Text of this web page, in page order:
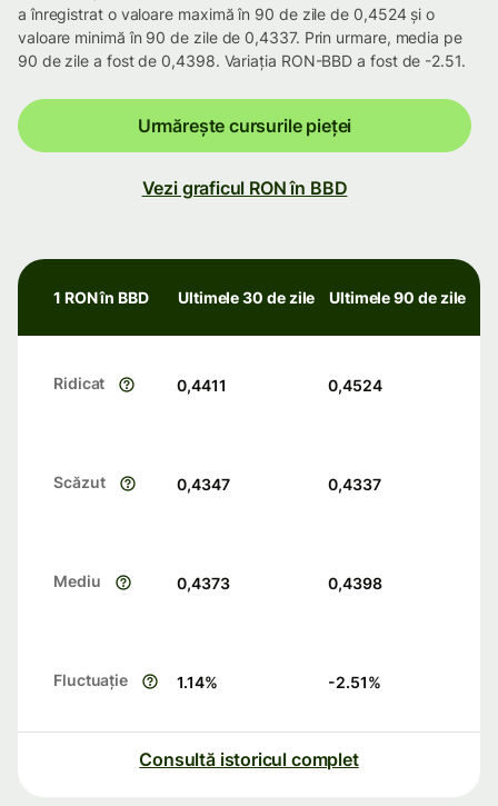
a înregistrat o valoare maximă în 90 de zile de 0,4524 și o
valoare minimă în 90 de zile de 0,4337. Prin urmare, media pe
90 de zile a fost de 0,4398. Variația RON-BBD a fost de -2.51.
Urmărește cursurile pieței
Vezi graficul RON în BBD
1 RON în BBD Ultimele 30 de zile Ultimele 90 de zile
Ridicat 0,4411 0,4524
Scăzut 0,4347 0,4337
Mediu 0,4373 0,4398
Fluctuație 1.14% -2.51%
Consultă istoricul complet